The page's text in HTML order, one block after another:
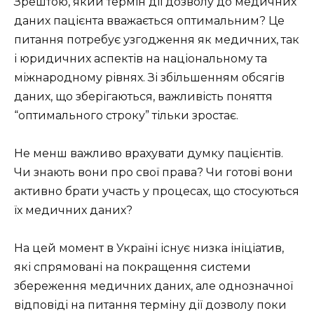
даних пацієнта вважається оптимальним? Це
питання потребує узгодження як медичних, так
і юридичних аспектів на національному та
міжнародному рівнях. Зі збільшенням обсягів
даних, що зберігаються, важливість поняття
“оптимального строку” тільки зростає.
Не менш важливо врахувати думку пацієнтів.
Чи знають вони про свої права? Чи готові вони
активно брати участь у процесах, що стосуються
їх медичних даних?
На цей момент в Україні існує низка ініціатив,
які спрямовані на покращення системи
збереження медичних даних, але однозначної
відповіді на питання терміну дії дозволу поки